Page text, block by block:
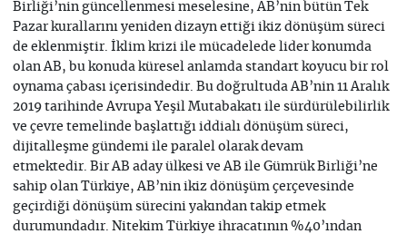
Birliği’nin güncellenmesi meselesine, AB’nin bütün Tek
Pazar kurallarını yeniden dizayn ettiği ikiz dönüşüm süreci
de eklenmiştir. İklim krizi ile mücadelede lider konumda
olan AB, bu konuda küresel anlamda standart koyucu bir rol
oynama çabası içerisindedir. Bu doğrultuda AB’nin 11 Aralık
2019 tarihinde Avrupa Yeşil Mutabakatı ile sürdürülebilirlik
ve çevre temelinde başlattığı iddialı dönüşüm süreci,
dijitalleşme gündemi ile paralel olarak devam
etmektedir. Bir AB aday ülkesi ve AB ile Gümrük Birliği’ne
sahip olan Türkiye, AB’nin ikiz dönüşüm çerçevesinde
geçirdiği dönüşüm sürecini yakından takip etmek
durumundadır. Nitekim Türkiye ihracatının %40’ından